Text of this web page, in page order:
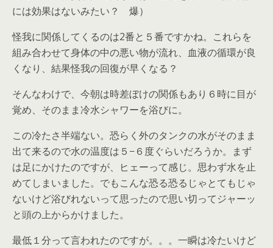
には効果はないみたい？ 爆）
怪我に関係してくるのは2番と５番ですかね。これらを
組み合わせて身体の中の悪い物が流れ、血液の循環が良
くなり、結果怪我の回復が早くなる？
そんなわけで、今朝は時差ぼけの関係もあり６時に目が
覚め、そのまま冷水シャワーを浴びに。
この冷たさ半端ない。恐らく外のタンクの水がそのまま
出て来るので水の温度は５−６度ぐらいだろうか。まず
は足にかけたのですが、ヒェーって感じ。思わず水を止
めてしまいました。でもこんな恐る恐るじゃとてもじゃ
ないけど浴びれないって思ったので思い切ってジャーッ
と頭の上からかけました。
最低１分って言われたのですが。。。一瞬は冷たいけど